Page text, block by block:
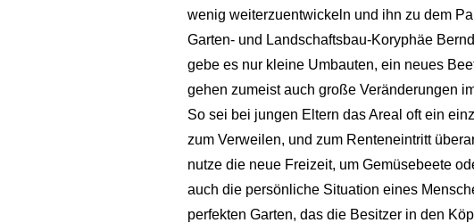
wenig weiterzuentwickeln und ihn zu dem
Garten- und Landschaftsbau-Koryphäe
gebe es nur kleine Umbauten, ein neues
gehen zumeist auch große Veränderungen
So sei bei jungen Eltern das Areal oft ein
zum Verweilen, und zum Renteneintritt
nutze die neue Freizeit, um Gemüsebeete
auch die persönliche Situation eines
perfekten Garten, das die Besitzer in den